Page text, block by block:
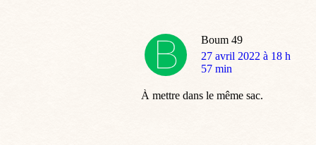
Boum 49
dit
:
27 avril 2022 à 18 h
57 min
À mettre dans le même sac.